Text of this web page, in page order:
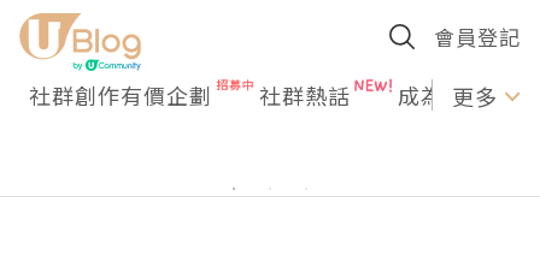
會員登記
社群創作有價企劃 社群熱話 成為U更多